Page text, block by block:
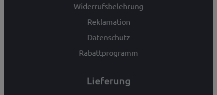
Widerrufsbelehrung
Reklamation
Datenschutz
Rabattprogramm
Lieferung